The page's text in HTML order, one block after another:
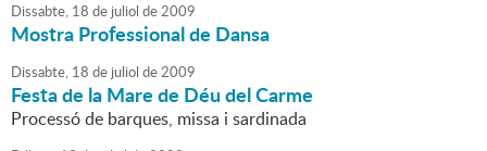
Dissabte, 18 de juliol de2009
Mostra Professional de Dansa
Dissabte, 18 de juliol de2009
Festa de la Mare de Déu del Carme
Processó de barques, missa i sardinada